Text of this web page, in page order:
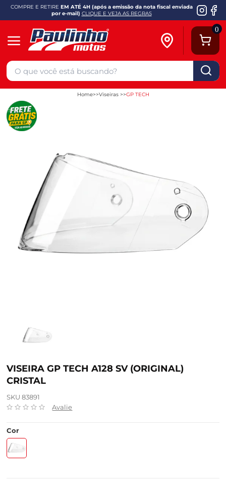
COMPRE E RETIRE EM ATÉ 4H (após a emissão da nota fiscal enviada
por e-mail) CLIQUE E VEJA AS REGRAS
0
Home Viseiras GP TECH
VISEIRA GP TECH A128 SV (ORIGINAL)
CRISTAL
SKU 83891
Avalie
Cor